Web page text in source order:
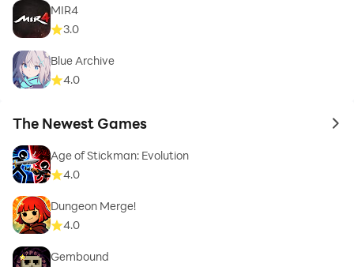
MIR4
3.0
Blue Archive
4.0
The Newest Games to
Age of Stickman: Evolution
4.0
Dungeon Merge!
4.0
Gembound